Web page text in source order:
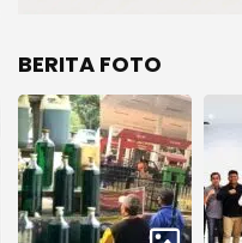
BERITA FOTO